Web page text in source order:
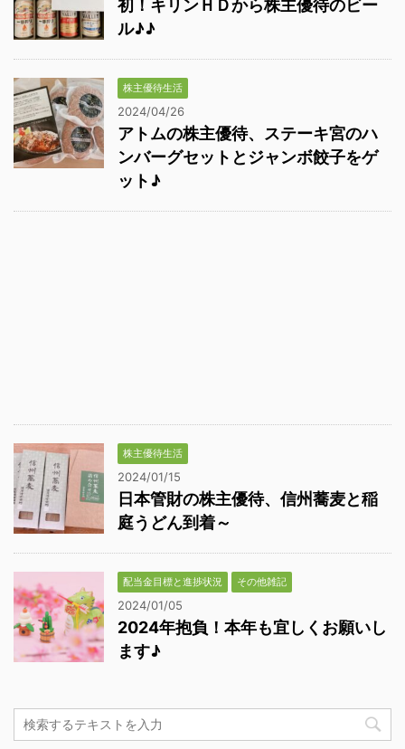
初！キリンＨＤから株主優待のビー
ル♪♪
株主優待生活
2024/04/26
アトムの株主優待、ステーキ宮のハ
ンバーグセットとジャンボ餃子をゲ
ット♪
株主優待生活
2024/01/15
日本管財の株主優待、信州蕎麦と稲
庭うどん到着～
配当金目標と進捗状況 その他雑記
2024/01/05
2024年抱負！本年も宜しくお願いし
ます♪